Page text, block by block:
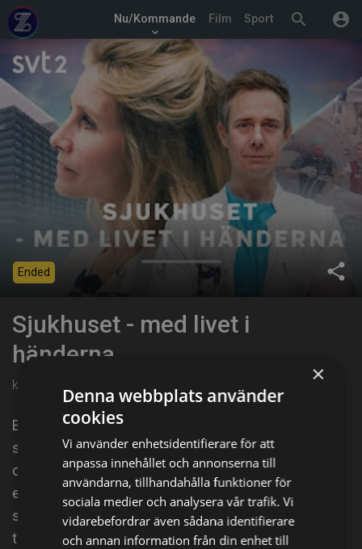
search account_circle
Nu/Kommande
keyboard_arrow_down
Film Sport
share
Ended
Sjukhuset - med livet i
händerna
kl. 22:40 på SVT2
Ett flyg är på väg mot Danmark med en mycket
speciell last: i en kylbox ligger ett bankande hjärta
och en patient på Rigshospitalet ska få en chans till
ett nytt liv. På landets mest specialiserade sjukhus
står teamet redo för en livsavgörande
transplantation.
×
Denna webbplats använder
cookies
Vi använder enhetsidentifierare för att
anpassa innehållet och annonserna till
användarna, tillhandahålla funktioner för
sociala medier och analysera vår trafik. Vi
vidarebefordrar även sådana identifierare
och annan information från din enhet till